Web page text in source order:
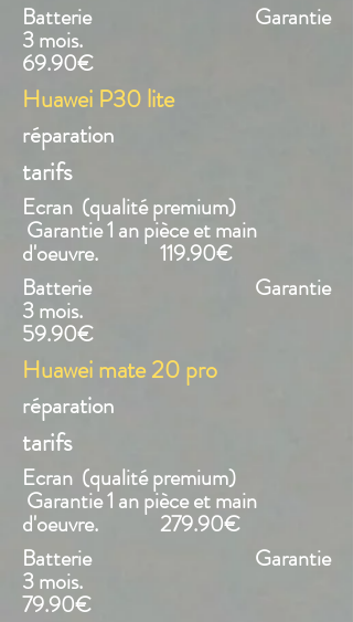
Batterie Garantie
3 mois.
69.90€
Huawei P30 lite
réparation
tarifs
Ecran (qualité premium)
Garantie 1 an pièce et main
d'oeuvre. 119.90€
Batterie Garantie
3 mois.
59.90€
Huawei mate 20 pro
réparation
tarifs
Ecran (qualité premium)
Garantie 1 an pièce et main
d'oeuvre. 279.90€
Batterie Garantie
3 mois.
79.90€